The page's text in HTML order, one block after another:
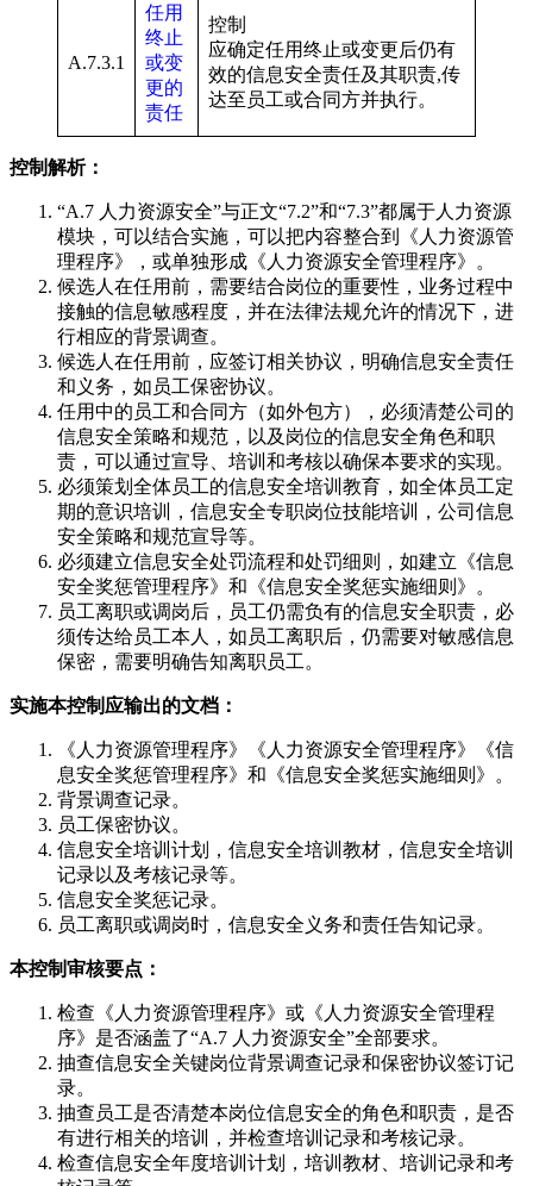
A.7.3.1
任用
终止
或变
更的
责任
控制
应确定任用终止或变更后仍有
效的信息安全责任及其职责,传
达至员工或合同方并执行。
控制解析：
“A.7 人力资源安全”与正文“7.2”和“7.3”都属于人力资源
模块，可以结合实施，可以把内容整合到《人力资源管
理程序》，或单独形成《人力资源安全管理程序》。
候选人在任用前，需要结合岗位的重要性，业务过程中
接触的信息敏感程度，并在法律法规允许的情况下，进
行相应的背景调查。
候选人在任用前，应签订相关协议，明确信息安全责任
和义务，如员工保密协议。
任用中的员工和合同方（如外包方），必须清楚公司的
信息安全策略和规范，以及岗位的信息安全角色和职
责，可以通过宣导、培训和考核以确保本要求的实现。
必须策划全体员工的信息安全培训教育，如全体员工定
期的意识培训，信息安全专职岗位技能培训，公司信息
安全策略和规范宣导等。
必须建立信息安全处罚流程和处罚细则，如建立《信息
安全奖惩管理程序》和《信息安全奖惩实施细则》。
员工离职或调岗后，员工仍需负有的信息安全职责，必
须传达给员工本人，如员工离职后，仍需要对敏感信息
保密，需要明确告知离职员工。
实施本控制应输出的文档：
《人力资源管理程序》《人力资源安全管理程序》《信
息安全奖惩管理程序》和《信息安全奖惩实施细则》。
背景调查记录。
员工保密协议。
信息安全培训计划，信息安全培训教材，信息安全培训
记录以及考核记录等。
信息安全奖惩记录。
员工离职或调岗时，信息安全义务和责任告知记录。
本控制审核要点：
检查《人力资源管理程序》或《人力资源安全管理程
序》是否涵盖了“A.7 人力资源安全”全部要求。
抽查信息安全关键岗位背景调查记录和保密协议签订记
录。
抽查员工是否清楚本岗位信息安全的角色和职责，是否
有进行相关的培训，并检查培训记录和考核记录。
检查信息安全年度培训计划，培训教材、培训记录和考